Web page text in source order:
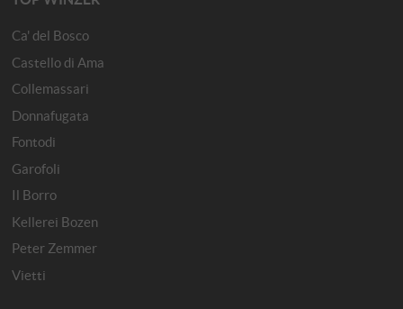
Ca' del Bosco
Castello di Ama
Collemassari
Donnafugata
Fontodi
Garofoli
Il Borro
Kellerei Bozen
Peter Zemmer
Vietti